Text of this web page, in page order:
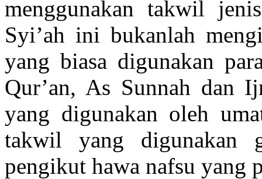
menggunakan takwil
Syi’ah ini bukanlah
yang biasa digunakan
Qur’an, As Sunnah dan
yang digunakan oleh
takwil yang digunakan
pengikut hawa nafsu yang